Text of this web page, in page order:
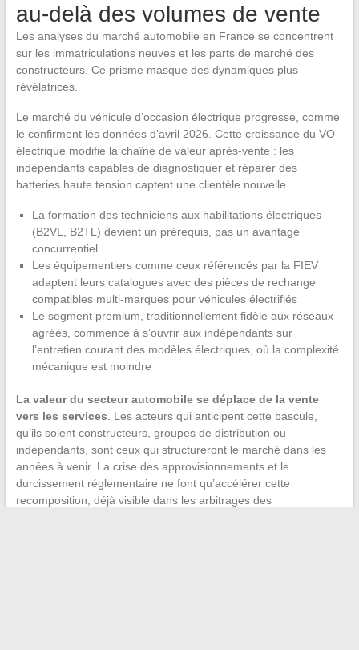
au-delà des volumes de vente
Les analyses du marché automobile en France se concentrent
sur les immatriculations neuves et les parts de marché des
constructeurs. Ce prisme masque des dynamiques plus
révélatrices.
Le marché du véhicule d’occasion électrique progresse, comme
le confirment les données d’avril 2026. Cette croissance du VO
électrique modifie la chaîne de valeur après-vente : les
indépendants capables de diagnostiquer et réparer des
batteries haute tension captent une clientèle nouvelle.
La formation des techniciens aux habilitations électriques
(B2VL, B2TL) devient un prérequis, pas un avantage
concurrentiel
Les équipementiers comme ceux référencés par la FIEV
adaptent leurs catalogues avec des pièces de rechange
compatibles multi-marques pour véhicules électrifiés
Le segment premium, traditionnellement fidèle aux réseaux
agréés, commence à s’ouvrir aux indépendants sur
l’entretien courant des modèles électriques, où la complexité
mécanique est moindre
La valeur du secteur automobile se déplace de la vente
vers les services. Les acteurs qui anticipent cette bascule,
qu’ils soient constructeurs, groupes de distribution ou
indépendants, sont ceux qui structureront le marché dans les
années à venir. La crise des approvisionnements et le
durcissement réglementaire ne font qu’accélérer cette
recomposition, déjà visible dans les arbitrages des